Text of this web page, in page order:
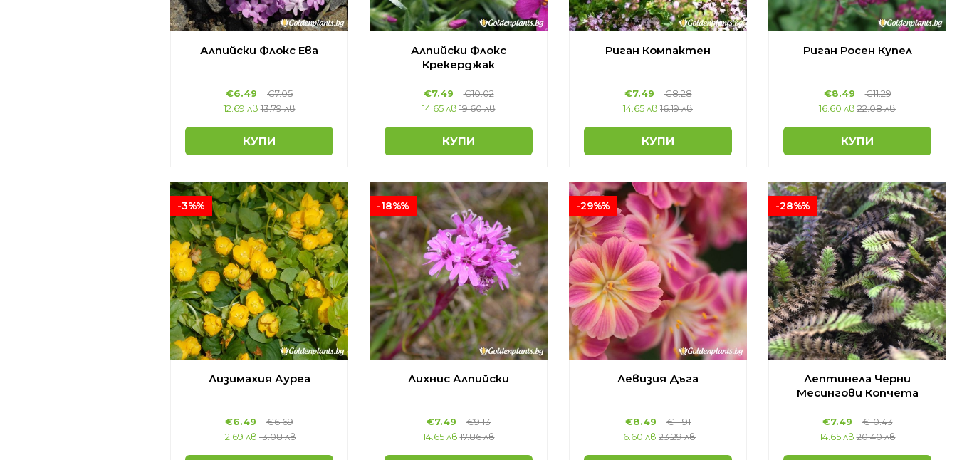
Алпийски Флокс Ева
€6.49
€7.05
12.69 лв 13.79 лв
КУПИ
Алпийски Флокс
Крекерджак
€7.49
€10.02
14.65 лв 19.60 лв
КУПИ
Риган Компактен
€7.49
€8.28
14.65 лв 16.19 лв
КУПИ
Риган Росен Купел
€8.49
€11.29
16.60 лв 22.08 лв
КУПИ
-3%%
Лизимахия Ауреа
€6.49
€6.69
12.69 лв 13.08 лв
-18%%
Лихнис Алпийски
€7.49
€9.13
14.65 лв 17.86 лв
-29%%
Левизия Дъга
€8.49
€11.91
16.60 лв 23.29 лв
-28%%
Лептинела Черни
Месингови Копчета
€7.49
€10.43
14.65 лв 20.40 лв